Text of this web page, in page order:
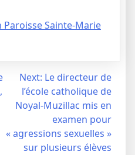
Paroisse Sainte-Marie
Next: Le directeur de
l’école catholique de
Noyal-Muzillac mis en
examen pour
« agressions sexuelles »
sur plusieurs élèves